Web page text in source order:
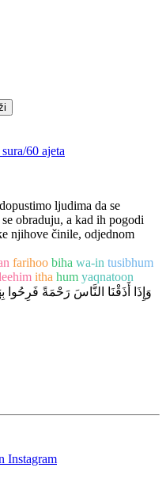
/60 ajeta
ljudima da se
obraduju, a kad ih pogodi
njihove činile, odjednom
farihoo biha wa-in tusibhum
itha hum yaqnatoon
وَإِذَا أَذَقْنَا النَّاسَ رَحْمَةً
Instagram